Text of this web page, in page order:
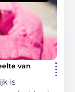
van
is